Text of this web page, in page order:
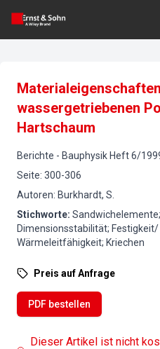
wassergetriebenen
Hartschaum
Berichte - Bauphysik Heft6/
Seite: 300-306
Autoren: Burkhardt, S.
Stichworte:
Dimensionsstabilität;
Wärmeleitfähigkeit; Kriechen
Preis auf Anfrage
PDF bestellen
Dieser Artikel ist nicht